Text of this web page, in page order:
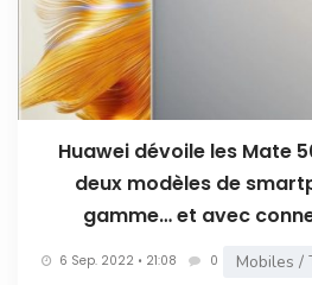
Huawei dévoile les Mate
deux modèles de
gamme… et avec
6 Sep. 2022 • 21:08 0 Mobiles /